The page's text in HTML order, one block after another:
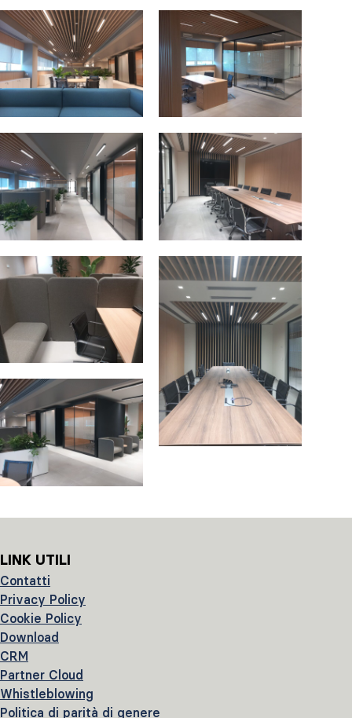
LINK UTILI
Contatti
Privacy Policy
Cookie Policy
Download
CRM
Partner Cloud
Whistleblowing
Politica di parità di genere